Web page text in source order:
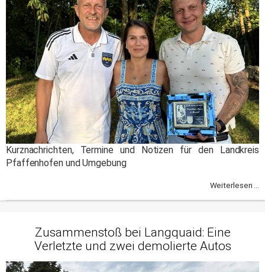
Kurznachrichten, Termine und Notizen für den Landkreis
Pfaffenhofen und Umgebung
Weiterlesen ...
Zusammenstoß bei Langquaid: Eine
Verletzte und zwei demolierte Autos